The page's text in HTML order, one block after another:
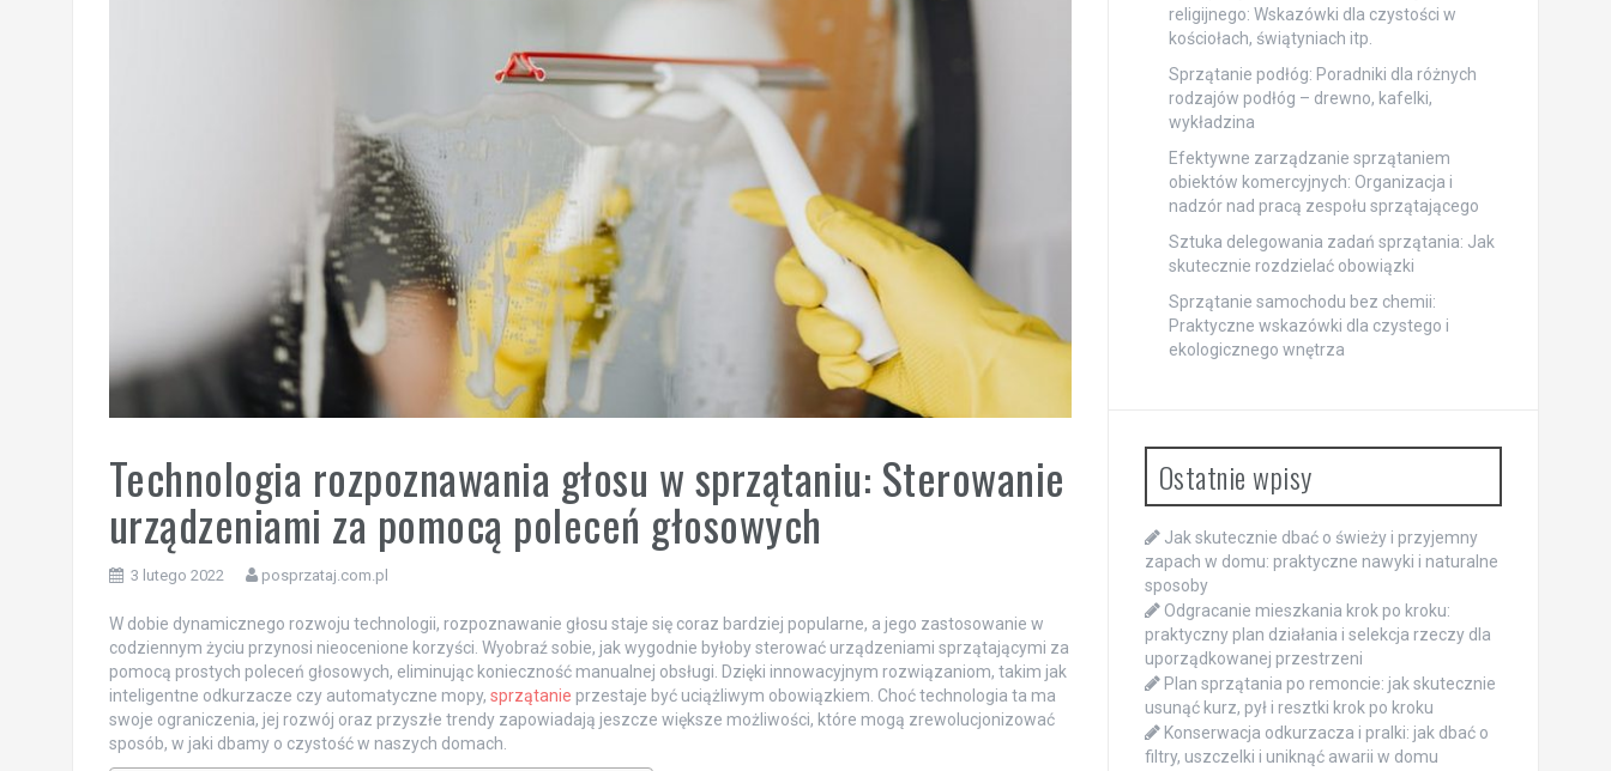
Technologia rozpoznawania głosu w sprzątaniu: Sterowanie
urządzeniami za pomocą poleceń głosowych
3 lutego 2022 posprzataj.com.pl
W dobie dynamicznego rozwoju technologii, rozpoznawanie głosu staje się coraz bardziej popularne, a jego zastosowanie w
codziennym życiu przynosi nieocenione korzyści. Wyobraź sobie, jak wygodnie byłoby sterować urządzeniami sprzątającymi za
pomocą prostych poleceń głosowych, eliminując konieczność manualnej obsługi. Dzięki innowacyjnym rozwiązaniom, takim jak
inteligentne odkurzacze czy automatyczne mopy, sprzątanie przestaje być uciążliwym obowiązkiem. Choć technologia ta ma
swoje ograniczenia, jej rozwój oraz przyszłe trendy zapowiadają jeszcze większe możliwości, które mogą zrewolucjonizować
sposób, w jaki dbamy o czystość w naszych domach.
religijnego: Wskazówki dla czystości w
kościołach, świątyniach itp.
Sprzątanie podłóg: Poradniki dla różnych
rodzajów podłóg – drewno, kafelki,
wykładzina
Efektywne zarządzanie sprzątaniem
obiektów komercyjnych: Organizacja i
nadzór nad pracą zespołu sprzątającego
Sztuka delegowania zadań sprzątania: Jak
skutecznie rozdzielać obowiązki
Sprzątanie samochodu bez chemii:
Praktyczne wskazówki dla czystego i
ekologicznego wnętrza
Ostatnie wpisy
Jak skutecznie dbać o świeży i przyjemny
zapach w domu: praktyczne nawyki i naturalne
sposoby
Odgracanie mieszkania krok po kroku:
praktyczny plan działania i selekcja rzeczy dla
uporządkowanej przestrzeni
Plan sprzątania po remoncie: jak skutecznie
usunąć kurz, pył i resztki krok po kroku
Konserwacja odkurzacza i pralki: jak dbać o
filtry, uszczelki i uniknąć awarii w domu